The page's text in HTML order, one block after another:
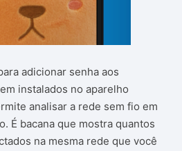
adicionar senha aos
instalados no aparelho
analisar a rede sem fio em
É bacana que mostra quantos
na mesma rede que você